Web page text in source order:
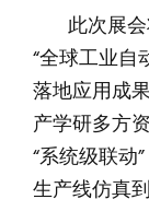
此次展
“全球工业自
落地应用成
产学研多方
“系统级联动
生产线仿真